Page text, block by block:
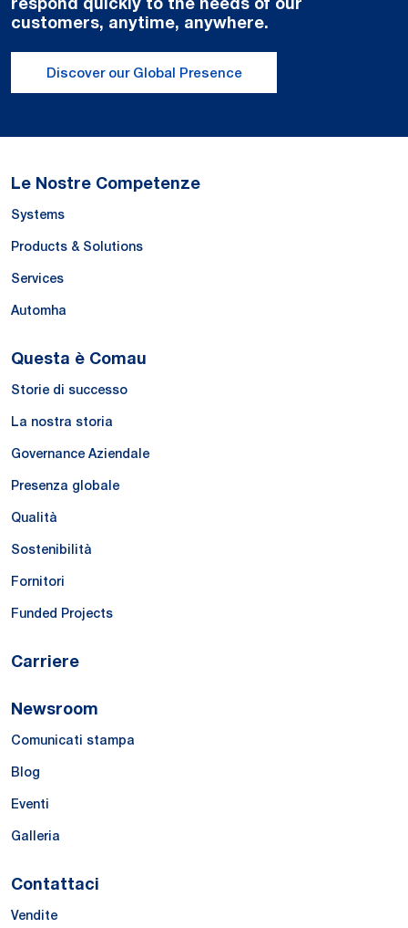
customers, anytime, anywhere.
Discover our Global Presence
Le Nostre Competenze
Systems
Products & Solutions
Services
Automha
Questa è Comau
Storie di successo
La nostra storia
Governance Aziendale
Presenza globale
Qualità
Sostenibilità
Fornitori
Funded Projects
Carriere
Newsroom
Comunicati stampa
Blog
Eventi
Galleria
Contattaci
Vendite